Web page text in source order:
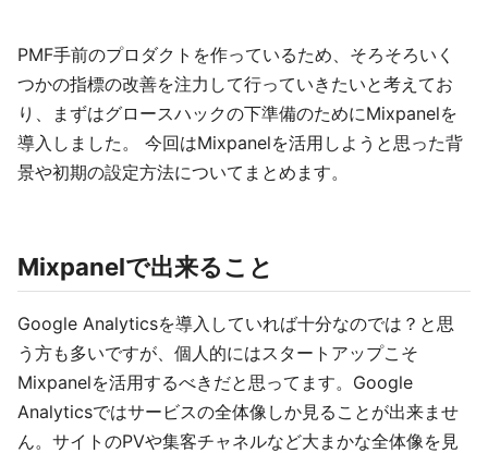
PMF手前のプロダクトを作っているため、そろそろいく
つかの指標の改善を注力して行っていきたいと考えてお
り、まずはグロースハックの下準備のためにMixpanelを
導入しました。 今回はMixpanelを活用しようと思った背
景や初期の設定方法についてまとめます。
Mixpanelで出来ること
Google Analyticsを導入していれば十分なのでは？と思
う方も多いですが、個人的にはスタートアップこそ
Mixpanelを活用するべきだと思ってます。Google
Analyticsではサービスの全体像しか見ることが出来ませ
ん。サイトのPVや集客チャネルなど大まかな全体像を見